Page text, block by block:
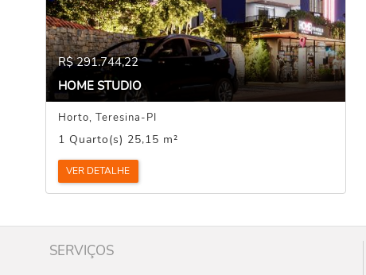
R$ 291.744,22
HOME STUDIO
Horto, Teresina-PI
1 Quarto(s) 25,15 m²
VER DETALHE
SERVIÇOS